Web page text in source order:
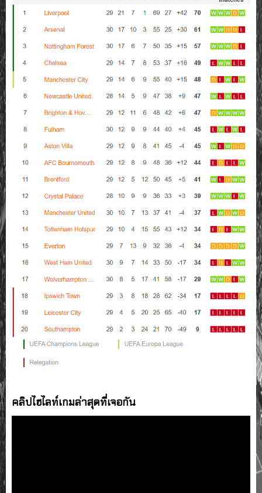
คลิปไฮไลท์เกมล่าสุดที่เจอกัน